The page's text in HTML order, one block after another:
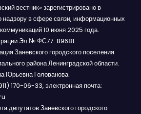
вестник» зарегистрировано в
в сфере связи, информационных
10 июня 2025 года.
Эл № ФС77-89681.
Заневского городского поселения
района Ленинградской области.
Юрьевна Голованова.
170-06-33, электронная почта:
депутатов Заневского городского